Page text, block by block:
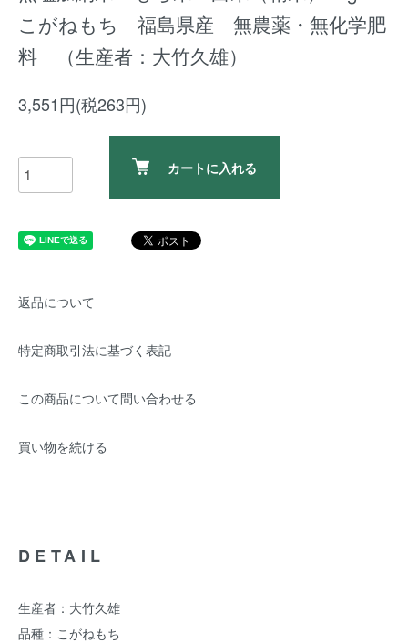
こがねもち 福島県産 無農薬・無化学肥
料 （生産者：大竹久雄）
3,551円(税263円)
カートに入れる
返品について
特定商取引法に基づく表記
この商品について問い合わせる
買い物を続ける
DETAIL
生産者：大竹久雄
品種：こがねもち